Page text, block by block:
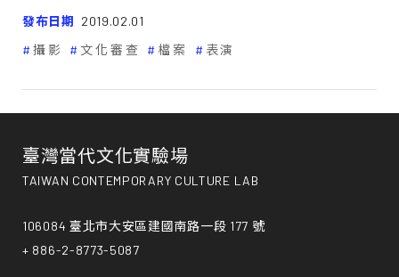
發布日期 2019.02.01
攝影
文化審查 檔案 表演
臺灣當代文化實驗場
TAIWAN CONTEMPORARY CULTURE LAB
106084 臺北市大安區建國南路一段 177 號
+ 886-2-8773-5087